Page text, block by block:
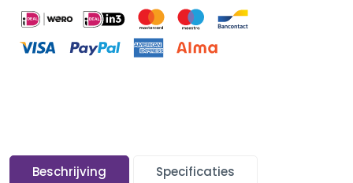
Beschrijving Specificaties